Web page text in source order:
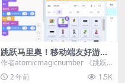
跳跃马里奥！移动端友好游
戏！
作者atomicmagicnumber 《跳跃
马里奥》是一款由Scratch开发...
2 年前 1.5K